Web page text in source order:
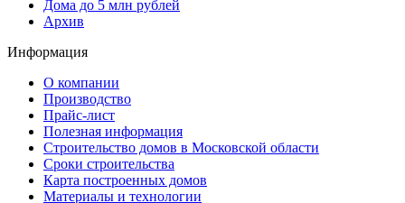
Дома до 5 млн рублей
Архив
Информация
О компании
Производство
Прайс-лист
Полезная информация
Строительство домов в Московской области
Сроки строительства
Карта построенных домов
Материалы и технологии